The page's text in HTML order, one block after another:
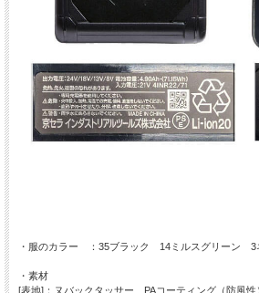
・服のカラー ：35ブラック 14ミルスグリーン 3
・素材
[表地]：ヌバックタッサー、PAコーティング（防風性